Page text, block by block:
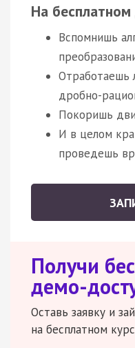
На
Вспомнишь
Отработаешь
дробно-
Покоришь
И в целом
проведешь
Получи
демо-
Оставь заявку и
на бесплатном